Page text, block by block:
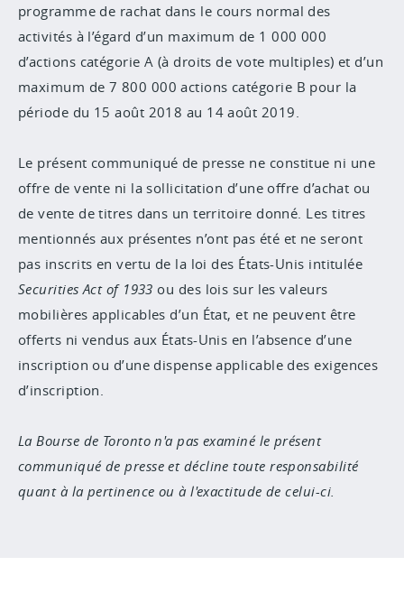
programme de rachat dans le cours normal des
activités à l’égard d’un maximum de 1 000 000
d’actions catégorie A (à droits de vote multiples) et d’un
maximum de 7 800 000 actions catégorie B pour la
période du 15 août 2018 au 14 août 2019.
Le présent communiqué de presse ne constitue ni une
offre de vente ni la sollicitation d’une offre d’achat ou
de vente de titres dans un territoire donné. Les titres
mentionnés aux présentes n’ont pas été et ne seront
pas inscrits en vertu de la loi des États-Unis intitulée
Securities Act of 1933 ou des lois sur les valeurs
mobilières applicables d’un État, et ne peuvent être
offerts ni vendus aux États-Unis en l’absence d’une
inscription ou d’une dispense applicable des exigences
d’inscription.
La Bourse de Toronto n'a pas examiné le présent
communiqué de presse et décline toute responsabilité
quant à la pertinence ou à l'exactitude de celui-ci.